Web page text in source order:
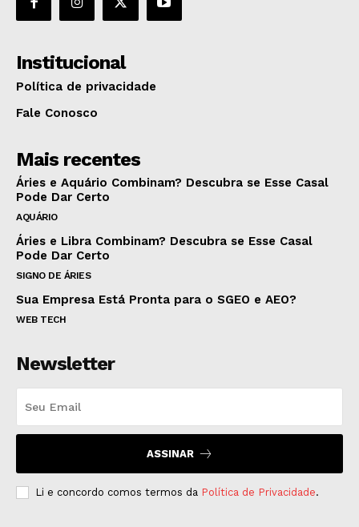
Institucional
Política de privacidade
Fale Conosco
Mais recentes
Áries e Aquário Combinam? Descubra se Esse Casal
Pode Dar Certo
AQUÁRIO
Áries e Libra Combinam? Descubra se Esse Casal
Pode Dar Certo
SIGNO DE ÁRIES
Sua Empresa Está Pronta para o SGEO e AEO?
WEB TECH
Newsletter
ASSINAR
Li e concordo comos termos da Política de Privacidade.